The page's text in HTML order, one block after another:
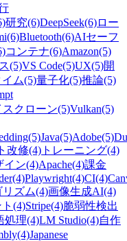
研究(6)DeepSeek(6)ロー
(6)Bluetooth(6)AIセーフ
コンテナ(6)Amazon(5)
(5)VS Code(5)UX(5)開
ム(5)量子化(5)推論(5)
スクローン(5)Vulkan(5)
(5)Java(5)Adobe(5)
改修(4) トレーニング(4)
イン(4)Apache(4)課金
(4)Playwright(4)CI(4)
ズム(4)画像生成AI(4)
(4)Stripe(4)脆弱性検出
処理(4)LM Studio(4)自作
(4)Japanese